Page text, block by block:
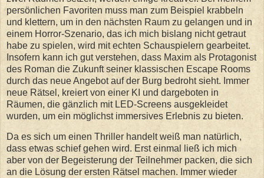
persönlichen Favoriten muss man zum Beispiel krabbeln
und klettern, um in den nächsten Raum zu gelangen und in
einem Horror-Szenario, das ich mich bislang nicht getraut
habe zu spielen, wird mit echten Schauspielern gearbeitet.
Insofern kann ich gut verstehen, dass Maxim als Protagonist
des Roman die Zukunft seiner klassischen Escape Rooms
durch das neue Angebot auf der Burg bedroht sieht. Immer
neue Rätsel, kreiert von einer KI und dargeboten in
Räumen, die gänzlich mit LED-Screens ausgekleidet
wurden, um ein möglichst immersives Erlebnis zu bieten.
Da es sich um einen Thriller handelt weiß man natürlich,
dass etwas schief gehen wird. Erst einmal ließ ich mich
aber von der Begeisterung der Teilnehmer packen, die sich
an die Lösung der ersten Rätsel machen. Immer wieder